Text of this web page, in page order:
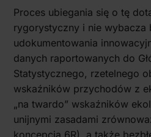
Proces ubiegania się o tę
rygorystyczny i nie wybacza
udokumentowania
danych raportowanych do
Statystycznego, rzetelnego
wskaźników przychodów z
„na twardo” wskaźników
unijnymi zasadami